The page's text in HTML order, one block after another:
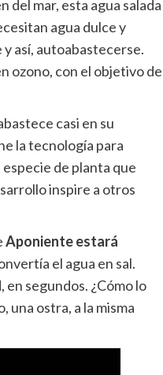
del mar, esta agua salada
agua dulce y
así, autoabastecerse.
ozono, con el objetivo de
casi en su
la tecnología para
especie de planta que
inspire a otros
Aponiente estará
el agua en sal.
segundos. ¿Cómo lo
una ostra, a la misma